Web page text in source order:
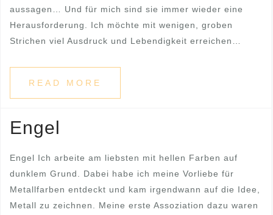
aussagen… Und für mich sind sie immer wieder eine
Herausforderung. Ich möchte mit wenigen, groben
Strichen viel Ausdruck und Lebendigkeit erreichen…
READ MORE
Engel
Engel Ich arbeite am liebsten mit hellen Farben auf
dunklem Grund. Dabei habe ich meine Vorliebe für
Metallfarben entdeckt und kam irgendwann auf die Idee,
Metall zu zeichnen. Meine erste Assoziation dazu waren